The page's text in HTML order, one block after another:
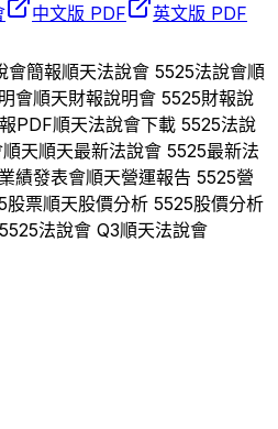
中文版 PDF
英文版 PDF
會簡報順天法說會 5525法說會順
會順天財報說明會 5525財報說
PDF順天法說會下載 5525法說
順天順天最新法說會 5525最新法
業績發表會順天營運報告 5525營
股票順天股價分析 5525股價分析
5525法說會 Q3順天法說會